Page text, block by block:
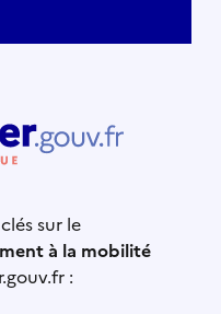
sur le
à la mobilité
: